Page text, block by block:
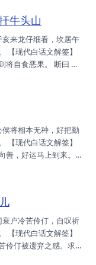
惜此福。 财利：无
：吸四方财，此时正
健全，今有享之，受
牛头山
【现代白话文解签】
将自食恶果。 断曰 运
家庭：人口分散，世
。 姻 缘：审慎此
功名，历尽沧桑，宜
立即闻讯，方能 治
【现代白话文解签】
，好运马上到来。
乎情理去做，不必忧
，必获大利。 家庭：
利：正逢昌运，每押皆
运至，唯不可贪，贪
【现代白话文解签】
伶仃被遗弃之感。求人
努力奋斗，即使没有